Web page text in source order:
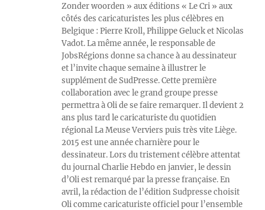
Zonder woorden » aux éditions « Le Cri » aux
côtés des caricaturistes les plus célèbres en
Belgique : Pierre Kroll, Philippe Geluck et Nicolas
Vadot. La même année, le responsable de
JobsRégions donne sa chance à au dessinateur
et l’invite chaque semaine à illustrer le
supplément de SudPresse. Cette première
collaboration avec le grand groupe presse
permettra à Oli de se faire remarquer. Il devient 2
ans plus tard le caricaturiste du quotidien
régional La Meuse Verviers puis très vite Liège.
2015 est une année charnière pour le
dessinateur. Lors du tristement célèbre attentat
du journal Charlie Hebdo en janvier, le dessin
d’Oli est remarqué par la presse française. En
avril, la rédaction de l’édition Sudpresse choisit
Oli comme caricaturiste officiel pour l’ensemble